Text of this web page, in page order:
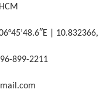
|
899-2211